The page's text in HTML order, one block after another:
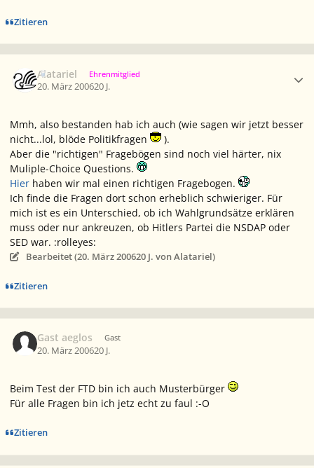
Zitieren
Alatariel Ehrenmitglied
20. März 200620 J.
Mmh, also bestanden hab ich auch (wie sagen wir jetzt besser
nicht...lol, blöde Politikfragen
).
Aber die "richtigen" Fragebögen sind noch viel härter, nix
Muliple-Choice Questions.
Hier haben wir mal einen richtigen Fragebogen.
Ich finde die Fragen dort schon erheblich schwieriger. Für
mich ist es ein Unterschied, ob ich Wahlgrundsätze erklären
muss oder nur ankreuzen, ob Hitlers Partei die NSDAP oder
SED war. :rolleyes:
Bearbeitet (20. März 200620 J. von Alatariel)
Zitieren
Gast aeglos Gast
20. März 200620 J.
Beim Test der FTD bin ich auch Musterbürger
Für alle Fragen bin ich jetz echt zu faul :-O
Zitieren